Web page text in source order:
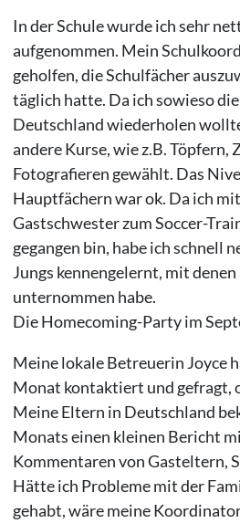
In der Schule wurde ich sehr
aufgenommen. Mein
geholfen, die Schulfächer
täglich hatte. Da ich sowieso
Deutschland wiederholen
andere Kurse, wie z.B. Töpfern,
Fotografieren gewählt. Das
Hauptfächern war ok. Da ich
Gastschwester zum Soccer-
gegangen bin, habe ich schnell
Jungs kennengelernt, mit
unternommen habe.
Die Homecoming-Party im
Meine lokale Betreuerin Joyce
Monat kontaktiert und gefragt,
Meine Eltern in Deutschland
Monats einen kleinen Bericht
Kommentaren von Gasteltern,
Hätte ich Probleme mit der
gehabt, wäre meine